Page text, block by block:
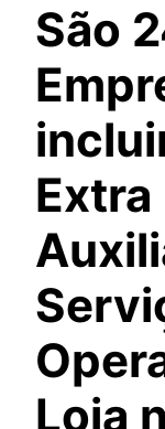
São
Extra
Loja